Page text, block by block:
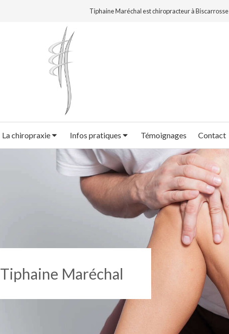
Tiphaine Maréchal est chiropracteur à Biscarrosse
La chiropraxie Infos pratiques Témoignages Contact
Tiphaine Maréchal